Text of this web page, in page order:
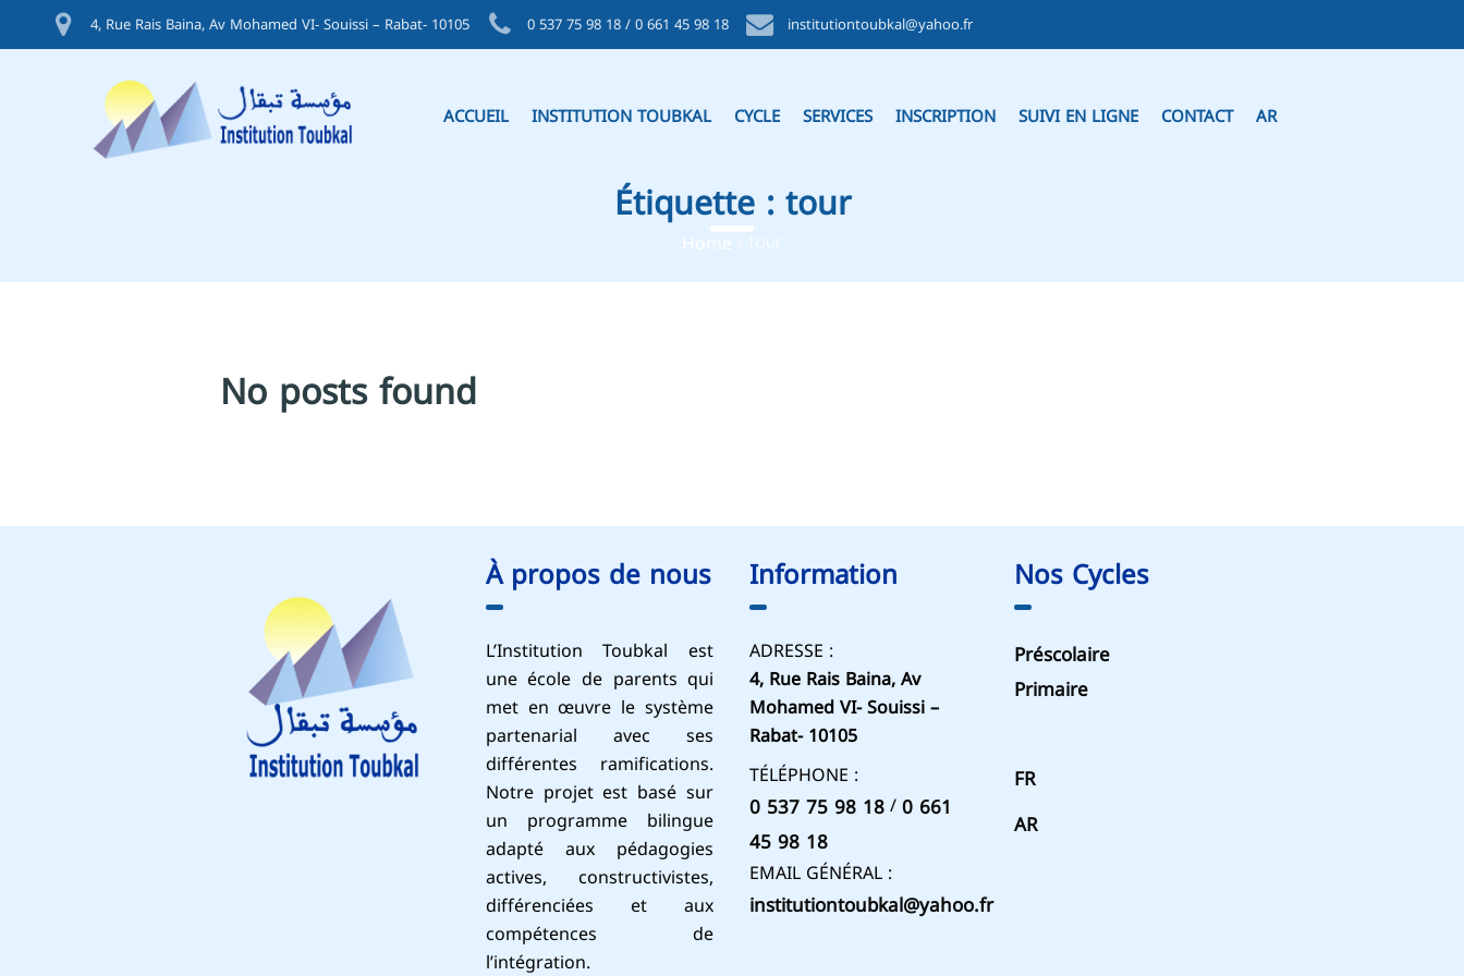
4, Rue Rais Baina, Av Mohamed VI- Souissi – Rabat- 10105 0 537 75 98 18 / 0 661 45 98 18 institutiontoubkal@yahoo.fr
ACCUEIL INSTITUTION TOUBKAL CYCLE SERVICES INSCRIPTION SUIVI EN LIGNE CONTACT AR
Étiquette :tour
Home
No posts found
À propos de nous
L’Institution Toubkal est
une école de parents qui
met en œuvre le système
partenarial avec ses
différentes ramifications.
Notre projet est basé sur
un programme bilingue
adapté aux pédagogies
actives, constructivistes,
différenciées et aux
compétences de
l’intégration.
Information
ADRESSE :
4, Rue Rais Baina, Av
Mohamed VI- Souissi –
Rabat- 10105
TÉLÉPHONE :
0 537 75 98 18/0 661
45 98 18
EMAIL GÉNÉRAL :
institutiontoubkal@yahoo.fr
Nos Cycles
Préscolaire
Primaire
FR
AR